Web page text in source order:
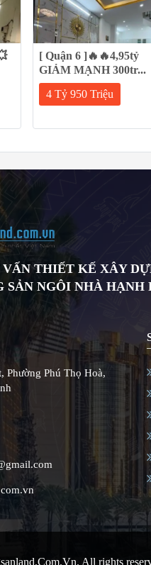
[ Quận 6 ]🔥🔥4,95tỷ
GIẢM MẠNH 300tr...
4 Tỷ 950 Triệu
THIẾT KẾ XÂY
SẢN NGÔI NHÀ HẠNH
Phường Phú Thọ Hoà,
. All rights